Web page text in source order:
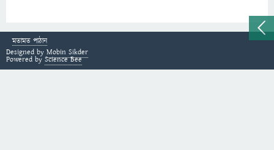
মতামত পাঠান
Designed by Mobin Sikder
Powered by Science Bee